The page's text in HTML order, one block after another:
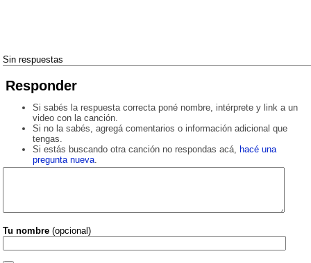
Sin respuestas
Responder
Si sabés la respuesta correcta poné nombre, intérprete y link a un
video con la canción.
Si no la sabés, agregá comentarios o información adicional que
tengas.
Si estás buscando otra canción no respondas acá, hacé una
pregunta nueva.
Tu nombre (opcional)